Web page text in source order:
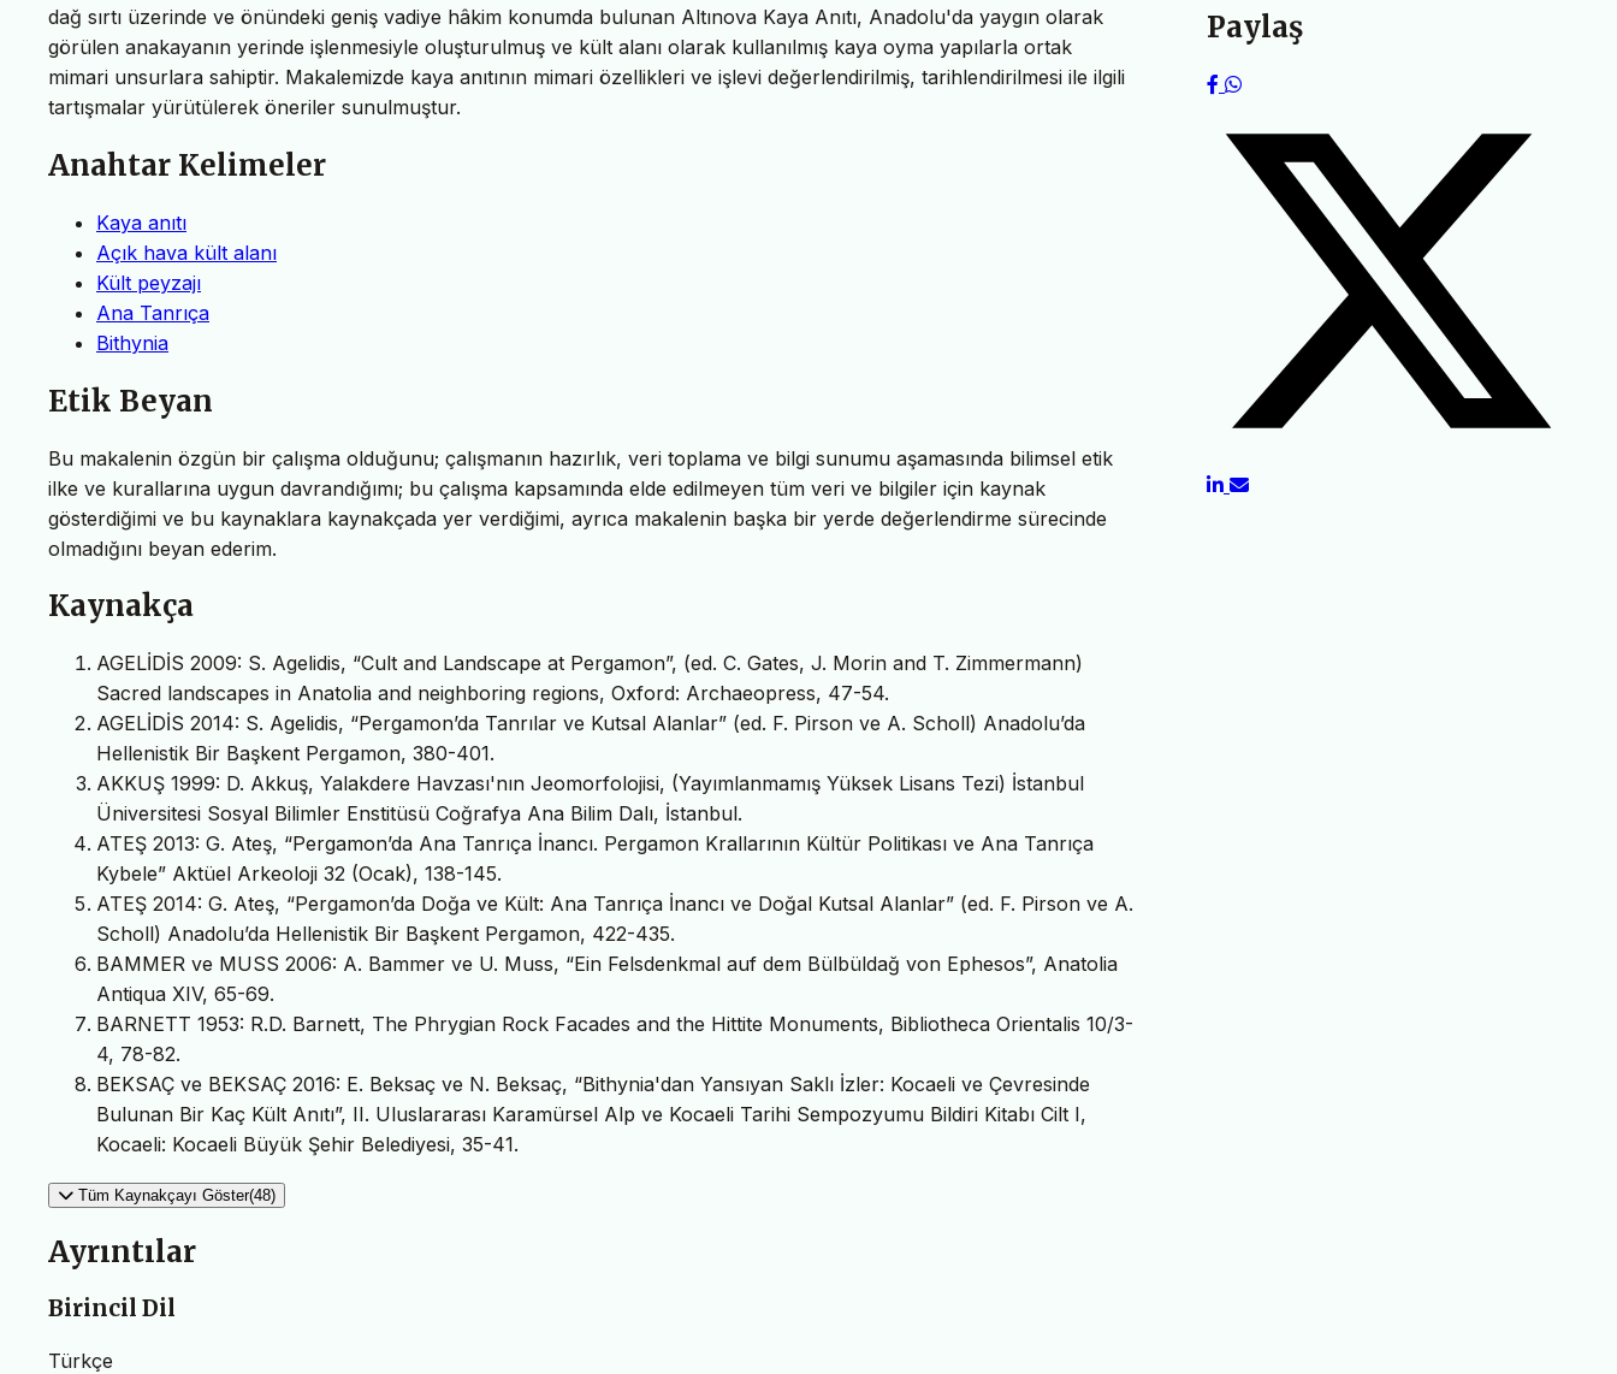
dağ sırtı üzerinde ve önündeki geniş vadiye hâkim konumda bulunan Altınova Kaya Anıtı, Anadolu'da yaygın olarak
görülen anakayanın yerinde işlenmesiyle oluşturulmuş ve kült alanı olarak kullanılmış kaya oyma yapılarla ortak
mimari unsurlara sahiptir. Makalemizde kaya anıtının mimari özellikleri ve işlevi değerlendirilmiş, tarihlendirilmesi ile ilgili
tartışmalar yürütülerek öneriler sunulmuştur.
Anahtar Kelimeler
Kaya anıtı
Açık hava kült alanı
Kült peyzajı
Ana Tanrıça
Bithynia
Etik Beyan
Bu makalenin özgün bir çalışma olduğunu; çalışmanın hazırlık, veri toplama ve bilgi sunumu aşamasında bilimsel etik
ilke ve kurallarına uygun davrandığımı; bu çalışma kapsamında elde edilmeyen tüm veri ve bilgiler için kaynak
gösterdiğimi ve bu kaynaklara kaynakçada yer verdiğimi, ayrıca makalenin başka bir yerde değerlendirme sürecinde
olmadığını beyan ederim.
Kaynakça
AGELİDİS 2009: S. Agelidis, “Cult and Landscape at Pergamon”, (ed. C. Gates, J. Morin and T. Zimmermann)
Sacred landscapes in Anatolia and neighboring regions, Oxford: Archaeopress, 47-54.
AGELİDİS 2014: S. Agelidis, “Pergamon’da Tanrılar ve Kutsal Alanlar” (ed. F. Pirson ve A. Scholl) Anadolu’da
Hellenistik Bir Başkent Pergamon, 380-401.
AKKUŞ 1999: D. Akkuş, Yalakdere Havzası'nın Jeomorfolojisi, (Yayımlanmamış Yüksek Lisans Tezi) İstanbul
Üniversitesi Sosyal Bilimler Enstitüsü Coğrafya Ana Bilim Dalı, İstanbul.
ATEŞ 2013: G. Ateş, “Pergamon’da Ana Tanrıça İnancı. Pergamon Krallarının Kültür Politikası ve Ana Tanrıça
Kybele” Aktüel Arkeoloji 32 (Ocak), 138-145.
ATEŞ 2014: G. Ateş, “Pergamon’da Doğa ve Kült: Ana Tanrıça İnancı ve Doğal Kutsal Alanlar” (ed. F. Pirson ve A.
Scholl) Anadolu’da Hellenistik Bir Başkent Pergamon, 422-435.
BAMMER ve MUSS 2006: A. Bammer ve U. Muss, “Ein Felsdenkmal auf dem Bülbüldağ von Ephesos”, Anatolia
Antiqua XIV, 65-69.
BARNETT 1953: R.D. Barnett, The Phrygian Rock Facades and the Hittite Monuments, Bibliotheca Orientalis 10/3-
4, 78-82.
BEKSAÇ ve BEKSAÇ 2016: E. Beksaç ve N. Beksaç, “Bithynia'dan Yansıyan Saklı İzler: Kocaeli ve Çevresinde
Bulunan Bir Kaç Kült Anıtı”, II. Uluslararası Karamürsel Alp ve Kocaeli Tarihi Sempozyumu Bildiri Kitabı Cilt I,
Kocaeli: Kocaeli Büyük Şehir Belediyesi, 35-41.
Tüm Kaynakçayı Göster(48)
Ayrıntılar
Birincil Dil
Türkçe
Paylaş